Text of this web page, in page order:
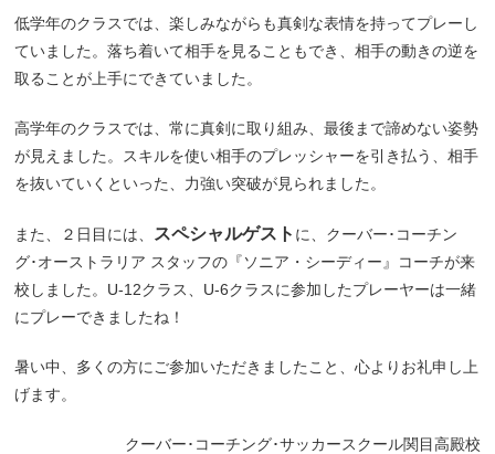
低学年のクラスでは、楽しみながらも真剣な表情を持ってプレーし
ていました。落ち着いて相手を見ることもでき、相手の動きの逆を
取ることが上手にできていました。
高学年のクラスでは、常に真剣に取り組み、最後まで諦めない姿勢
が見えました。スキルを使い相手のプレッシャーを引き払う、相手
を抜いていくといった、力強い突破が見られました。
また、２日目には、 スペシャルゲスト に、クーバー･コーチン
グ･オーストラリア スタッフの『ソニア・シーディー』コーチが来
校しました。U-12クラス、U-6クラスに参加したプレーヤーは一緒
にプレーできましたね！
暑い中、多くの方にご参加いただきましたこと、心よりお礼申し上
げます。
クーバー･コーチング･サッカースクール関目高殿校